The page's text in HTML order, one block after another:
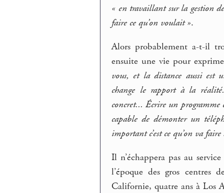
« en travaillant sur la gestion
faire ce qu’on voulait ».
Alors probablement a-t-il
ensuite une vie pour
vous, et la distance aussi est
change le rapport à la
concret... Écrire un programme
capable de démonter un
important c’est ce qu’on va faire
Il n’échappera pas au
l’époque des gros centres
Californie, quatre ans à Los